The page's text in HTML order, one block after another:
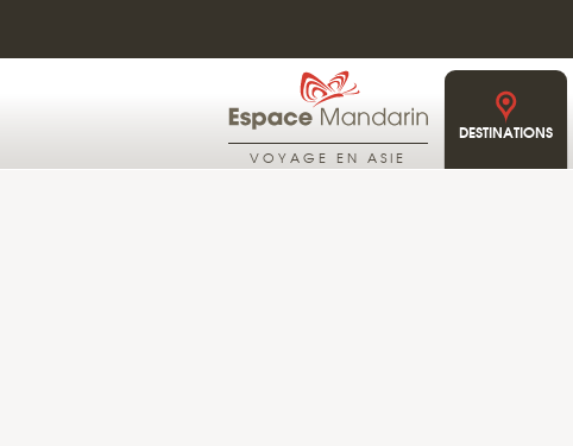
VOYAGE EN ASIE
DESTINATIONS